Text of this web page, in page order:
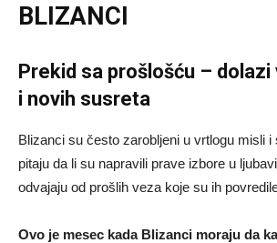
BLIZANCI
Prekid sa prošlošću –
i novih susreta
Blizanci su često zarobljeni u vrtlogu misli i
pitaju da li su napravili prave izbore u
odvajaju od prošlih veza koje su ih
Ovo je mesec kada Blizanci moraju da